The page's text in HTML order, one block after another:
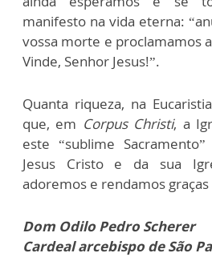
manifesto na vida eterna:
vossa morte e proclamamos
Vinde, Senhor Jesus!”.
Quanta riqueza, na
que, em Corpus Christi, a
este “sublime
Jesus Cristo e da sua
adoremos e rendamos graças
Dom Odilo Pedro Scherer
Cardeal arcebispo de São